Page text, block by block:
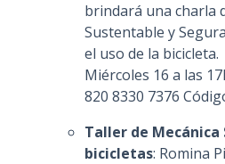
brindará una charla
Sustentable y
el uso de la bicicleta.
Miércoles 16 a las
820 8330 7376
Taller de Mecánica
bicicletas: Romina